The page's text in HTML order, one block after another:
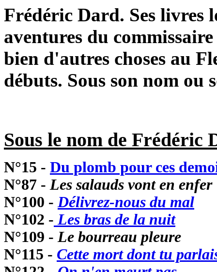
Frédéric Dard. Ses livres
aventures du
bien d'autres choses au
débuts. Sous son nom ou
Sous le nom de Frédéric
N°15 - Du plomb pour ces
N°87 -Les salauds vont en enfer
N°100 -Délivrez-nous du mal
N°102 - Les bras de la nuit
N°109 -Le bourreau pleure
N°115 - Cette mort dont tu